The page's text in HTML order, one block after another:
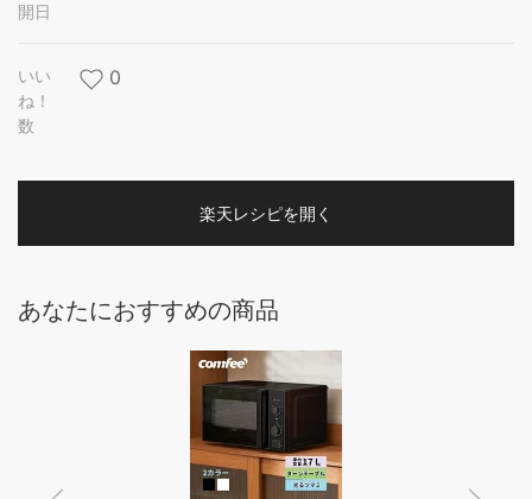
開日
いい
ね！
数
0
楽天レシピを開く
あなたにおすすめの商品